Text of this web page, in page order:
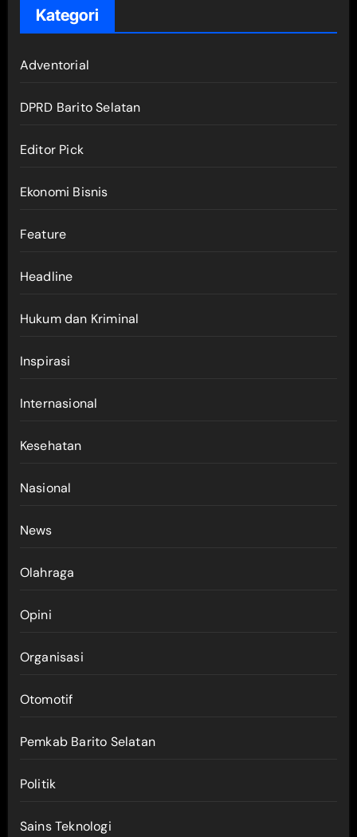
Kategori
Adventorial
DPRD Barito Selatan
Editor Pick
Ekonomi Bisnis
Feature
Headline
Hukum dan Kriminal
Inspirasi
Internasional
Kesehatan
Nasional
News
Olahraga
Opini
Organisasi
Otomotif
Pemkab Barito Selatan
Politik
Sains Teknologi